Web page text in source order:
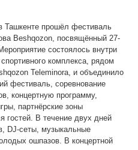
Ташкенте прошёл фестиваль
Beshqozon, посвящённый 27-
состоялось внутри
комплекса, рядом
Teleminora, и объединило
фестиваль, соревнование
концертную программу,
партнёрские зоны
гостей. В течение двух дней
DJ-сеты, музыкальные
ошпазов. В концертной